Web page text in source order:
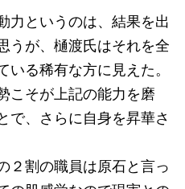
力というのは、結果を出
うが、樋渡氏はそれを全
る稀有な方に見えた。
こそが上記の能力を磨
で、さらに自身を昇華さ
２割の職員は原石と言っ